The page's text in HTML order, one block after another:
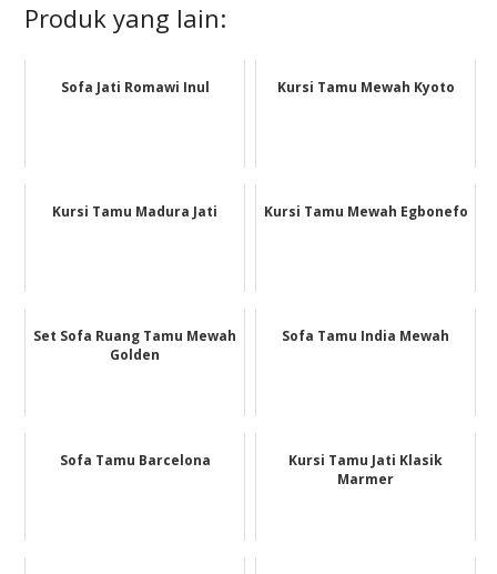
Produk yang lain:
Sofa Jati Romawi Inul Kursi Tamu Mewah Kyoto
Kursi Tamu Madura Jati Kursi Tamu Mewah Egbonefo
Set Sofa Ruang Tamu Mewah
Golden
Sofa Tamu India Mewah
Sofa Tamu Barcelona
Kursi Tamu Jati Klasik
Marmer